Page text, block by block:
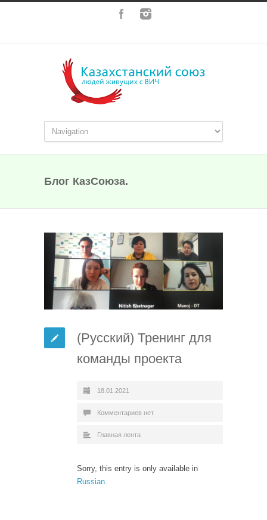
Блог КазСоюза.
(Русский) Тренинг для
команды проекта
18.01.2021
Комментариев нет
Главная лента
Sorry, this entry is only available in
Russian